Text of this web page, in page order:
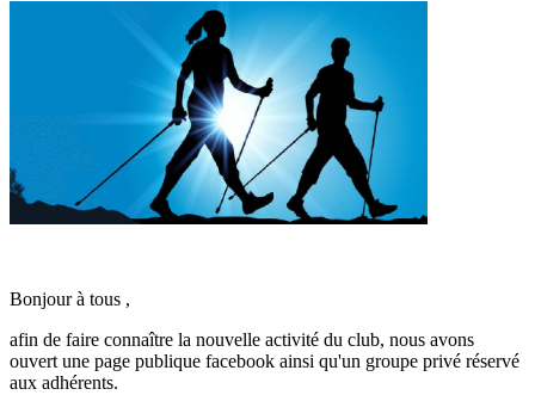
Bonjour à tous ,
afin de faire connaître la nouvelle activité du club, nous avons
ouvert une page publique facebook ainsi qu'un groupe privé réservé
aux adhérents.